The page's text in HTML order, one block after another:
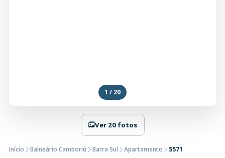
1 / 20
Ver 20 fotos
Início Balneário Camboriú Barra Sul Apartamento 5571